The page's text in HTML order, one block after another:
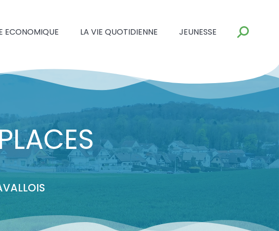
ECONOMIQUE LA VIE QUOTIDIENNE JEUNESSE